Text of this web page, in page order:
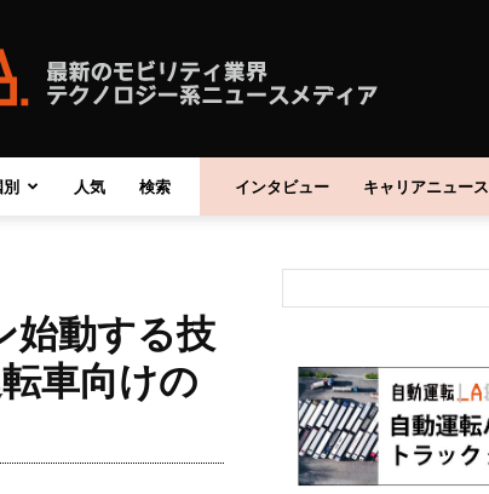
自
動
別 人気 検索 インタビュー キャリアニュース
始動する技
車向けの